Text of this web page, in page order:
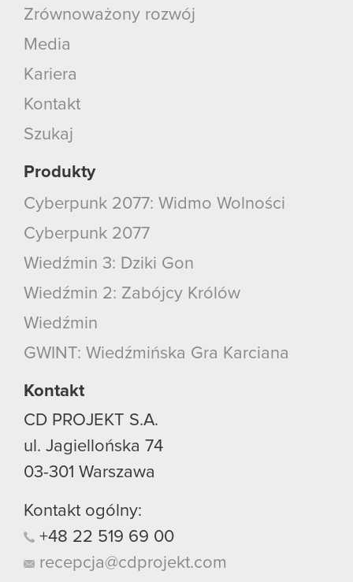
Zrównoważony rozwój
Media
Kariera
Kontakt
Szukaj
Produkty
Cyberpunk 2077: Widmo Wolności
Cyberpunk 2077
Wiedźmin 3: Dziki Gon
Wiedźmin 2: Zabójcy Królów
Wiedźmin
GWINT: Wiedźmińska Gra Karciana
Kontakt
CD PROJEKT S.A.
ul. Jagiellońska 74
03-301 Warszawa
Kontakt ogólny:
+48 22 519 69 00
recepcja@cdprojekt.com